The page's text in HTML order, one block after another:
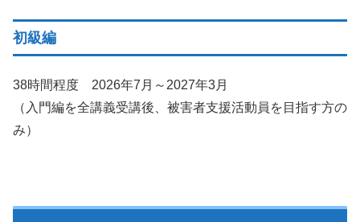
初級編
38時間程度 2026年7月～2027年3月
（入門編を全講義受講後、被害者支援活動員を目指す方の
み）